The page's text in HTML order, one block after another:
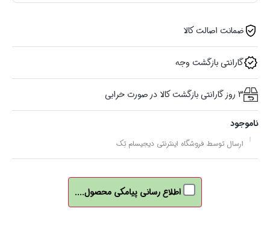
ضمانت اصالت کالا
گارانتی بازگشت وجه
3 روز گارانتی بازگشت کالا در صورت خرابی
ناموجود
ارسال توسط فروشگاه اینترنتی دیجیسام تِک
اطلاع رسانی پیامکی محصول....